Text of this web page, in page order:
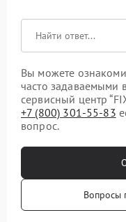
Вы можете
часто задаваемыми
сервисный центр
+7 (800) 301-55-83
вопрос.
Вопросы